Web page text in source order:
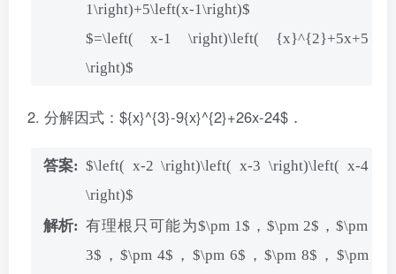
1\right)+5\left(x-1\right)$
$=\left( x-1 \right)\left( {x}^{2}+5x+5
\right)$
分解因式：${x}^{3}-9{x}^{2}+26x-24$．
$\left( x-2 \right)\left( x-3 \right)\left( x-4
\right)$
有理根只可能为$\pm 1$，$\pm 2$，$\pm
3$，$\pm 4$，$\pm 6$，$\pm 8$，$\pm